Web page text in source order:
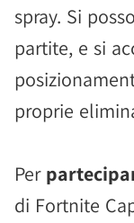
spray. Si
partite, e si
proprie
Per
di Fortnite